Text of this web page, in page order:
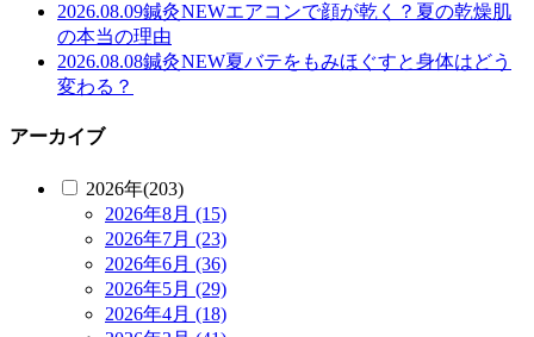
2026.08.09鍼灸NEWエアコンで顔が乾く？夏の乾燥肌
の本当の理由
2026.08.08鍼灸NEW夏バテをもみほぐすと身体はどう
変わる？
アーカイブ
2026年(203)
2026年8月 (15)
2026年7月 (23)
2026年6月 (36)
2026年5月 (29)
2026年4月 (18)